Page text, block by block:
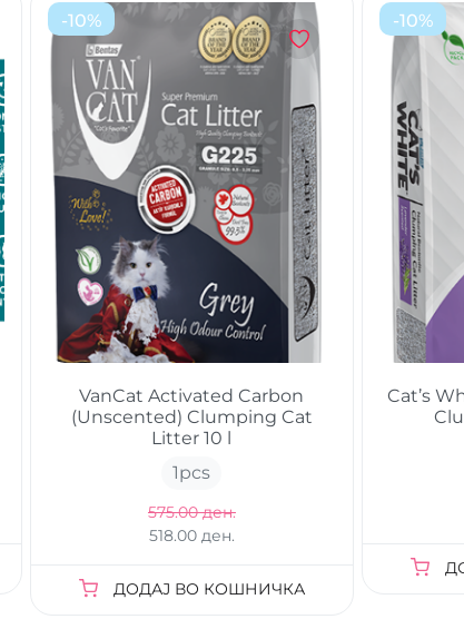
-10%
VanCat Activated Carbon
(Unscented) Clumping Cat
Litter 10 l
1pcs
575.00 ден.
518.00 ден.
ДОДАЈ ВО КОШНИЧКА
-10%
Cat’s